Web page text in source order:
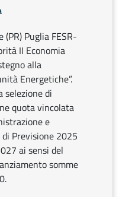
Puglia FESR-
II Economia
alla
Energetiche”.
selezione di
quota vincolata
e
Previsione 2025
ai sensi del
somme